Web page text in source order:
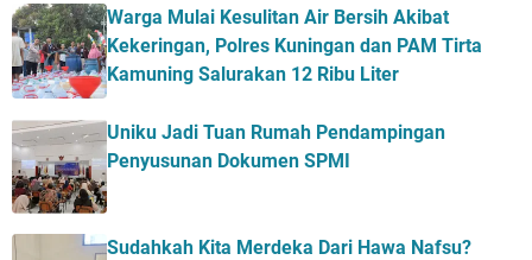
Warga Mulai Kesulitan Air Bersih Akibat
Kekeringan, Polres Kuningan dan PAM Tirta
Kamuning Salurakan 12 Ribu Liter
Uniku Jadi Tuan Rumah Pendampingan
Penyusunan Dokumen SPMI
Sudahkah Kita Merdeka Dari Hawa Nafsu?